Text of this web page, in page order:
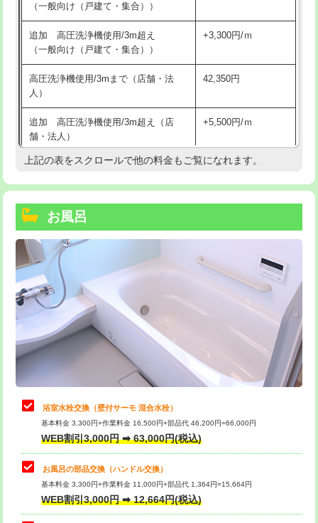
（一般向け（戸建て・集合））
追加 高圧洗浄機使用/3m超え
（一般向け（戸建て・集合））
+3,300円/ｍ
高圧洗浄機使用/3mまで（店舗・法
人）
42,350円
追加 高圧洗浄機使用/3m超え（店
舗・法人）
+5,500円/ｍ
高度高圧洗浄換 現地調査
トーラー機使用/3mまで
追加トーラー機使用/3m超え
カメラ調査 33,000円
桝清掃 8,800円
止水・漏水調査・防水処理・清掃・修
理・調整・分解・加工など（軽作業）
止水・漏水調査・防水処理・清掃・修
理・調整・分解・加工など（中作業）
22,000円
止水・漏水調査・防水処理・清掃・修
理・調整・分解・加工など（重作業）
33,000円
トイレタンク脱着
トイレ便器脱着
上記の表をスクロールで他の料金もご覧になれます。
お風呂
浴室水栓交換（壁付サーモ 混合水栓）
基本料金 3,300円+作業料金 16,500円+部品代 46,200円=66,000円
WEB割引3,000円 ➡ 63,000円(税込)
お風呂の部品交換（ハンドル交換）
基本料金 3,300円+作業料金 11,000円+部品代 1,364円=15,664円
WEB割引3,000円 ➡ 12,664円(税込)